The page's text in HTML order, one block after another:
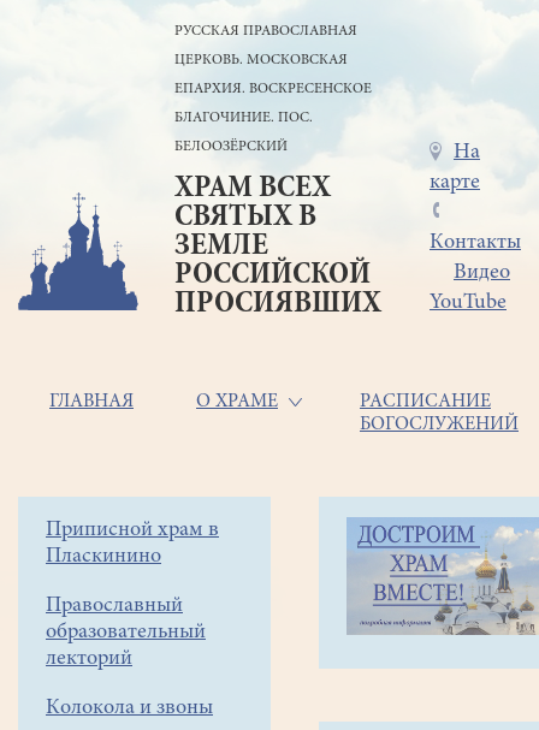
РУССКАЯ ПРАВОСЛАВНАЯ
ЦЕРКОВЬ. МОСКОВСКАЯ
ЕПАРХИЯ. ВОСКРЕСЕНСКОЕ
БЛАГОЧИНИЕ. ПОС.
БЕЛООЗЁРСКИЙ
ХРАМ ВСЕХ
СВЯТЫХ В
ЗЕМЛЕ
РОССИЙСКОЙ
ПРОСИЯВШИХ
Меню
в
шапке
На
карте
Контакты
Видео
YouTube
Основная
ГЛАВНАЯ О ХРАМЕ
РАСПИСАНИЕ
БОГОСЛУЖЕНИЙ
Боковое
меню
Приписной храм в
Пласкинино
Православный
образовательный
лекторий
Колокола и звоны
Строка
навигации
Галереи